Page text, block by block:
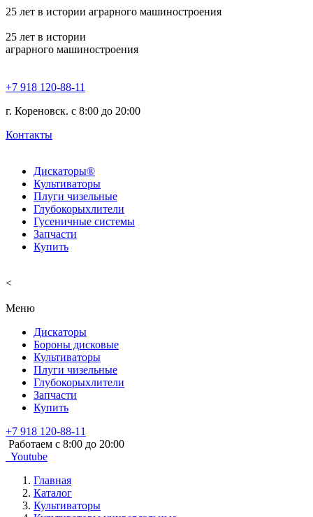
25 лет в истории аграрного машиностроения
25 лет в истории
аграрного машиностроения
+7 918 120-88-11
г. Кореновск. c 8:00 до 20:00
Контакты
Дискаторы®
Культиваторы
Плуги чизельные
Глубокорыхлители
Гусеничные системы
Запчасти
Купить
<
Меню
Дискаторы
Бороны дисковые
Культиваторы
Плуги чизельные
Глубокорыхлители
Запчасти
Купить
+7 918 120-88-11
Работаем c 8:00 до 20:00
Youtube
Главная
Каталог
Культиваторы